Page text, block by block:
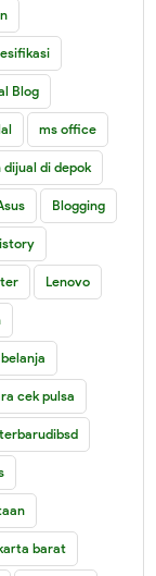
Blog
ms office
dijual di depok
Blogging
Lenovo
belanja
cek pulsa
barat